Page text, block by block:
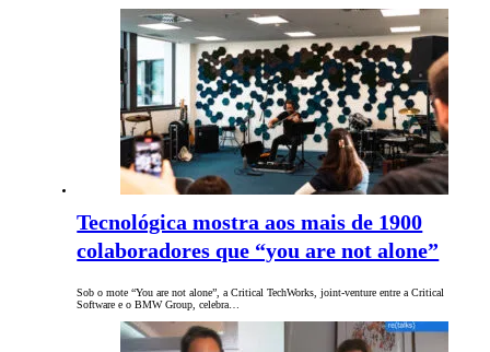
Tecnológica mostra aos mais de 1900
colaboradores que “you are not alone”
Sob o mote “You are not alone”, a Critical TechWorks, joint-venture entre a Critical
Software e o BMW Group, celebra…